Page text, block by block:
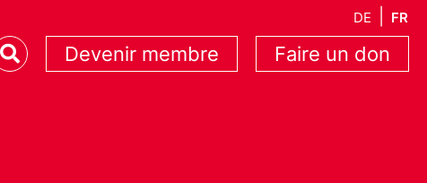
DE FR
Devenir membre Faire un don